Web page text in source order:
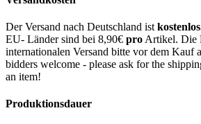
Der Versand nach Deutschland ist
EU- Länder sind bei 8,90€ pro Artikel. Die
internationalen Versand bitte vor dem Kauf
bidders welcome - please ask for the
an item!
Produktionsdauer